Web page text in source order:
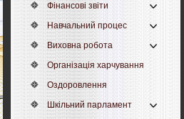
Фінансові звіти
Навчальний процес
Виховна робота
Організація харчування
Оздоровлення
Шкільний парламент